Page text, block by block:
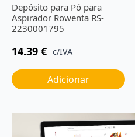
Depósito para Pó para
Aspirador Rowenta RS-
2230001795
14.39 € c/IVA
Adicionar